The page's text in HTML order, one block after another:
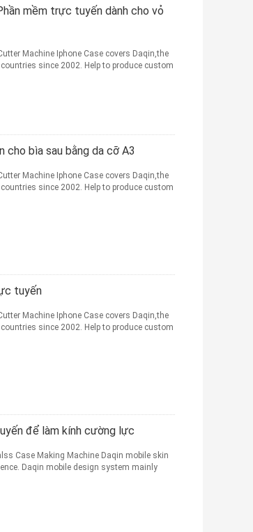
mềm trực tuyến dành cho vỏ
Machine Iphone Case covers Daqin,the
since 2002. Help to produce custom
bìa sau bằng da cỡ A3
Machine Iphone Case covers Daqin,the
since 2002. Help to produce custom
tuyến
Machine Iphone Case covers Daqin,the
since 2002. Help to produce custom
để làm kính cường lực
Case Making Machine Daqin mobile skin
Daqin mobile design system mainly